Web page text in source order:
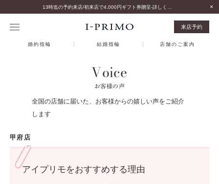
来店予約
婚約指輪 結婚指輪 店舗のご案内
Voice
お客様の声
全国の店舗に届いた、お客様からの嬉しい声をご紹介
します
甲府店
アイプリモをおすすめする理由